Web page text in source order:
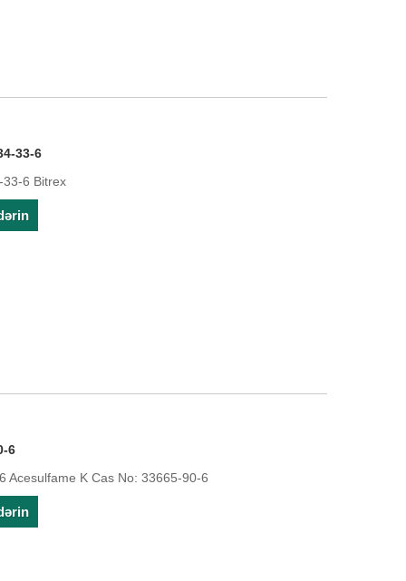
33-6
33-6 Bitrex
6
Acesulfame K Cas No: 33665-90-6